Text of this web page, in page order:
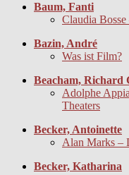
Baum, Fanti
Claudia
Bazin, André
Was ist Film?
Beacham, Richard
Adolphe
Theaters
Becker, Antoinette
Alan Marks –
Becker, Katharina